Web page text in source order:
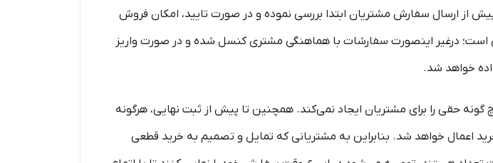
از ارسال سفارش مشتریان ابتدا بررسی نموده و در صورت تایید، امکان فروش
است؛ درغیر اینصورت سفارشات با هماهنگی مشتری کنسل شده و در صورت واریز
گونه حقی را برای مشتریان ایجاد نمی‌کند. همچنین تا پیش از ثبت نهایی، هرگونه
اعمال خواهد شد. بنابراین به مشتریانی که تمایل و تصمیم به خرید قطعی